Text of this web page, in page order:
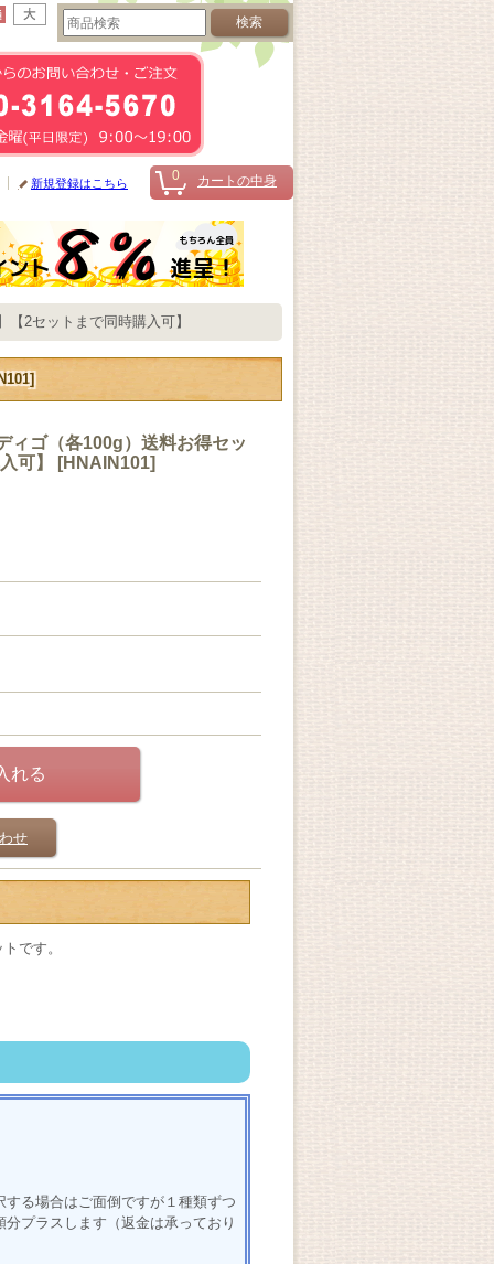
0 カートの中身
新規登録はこちら
2セットまで同時購入可】
]
ィゴ（各100g）送料お得セッ
可】
[HNAIN101]
せ
です。
る場合はご面倒ですが１種類ずつ
プラスします（返金は承っており